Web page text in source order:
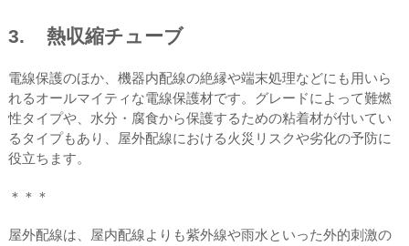
3. 熱収縮チューブ
電線保護のほか、機器内配線の絶縁や端末処理などにも用いら
れるオールマイティな電線保護材です。グレードによって難燃
性タイプや、水分・腐食から保護するための粘着材が付いてい
るタイプもあり、屋外配線における火災リスクや劣化の予防に
役立ちます。
＊＊＊
屋外配線は、屋内配線よりも紫外線や雨水といった外的刺激の